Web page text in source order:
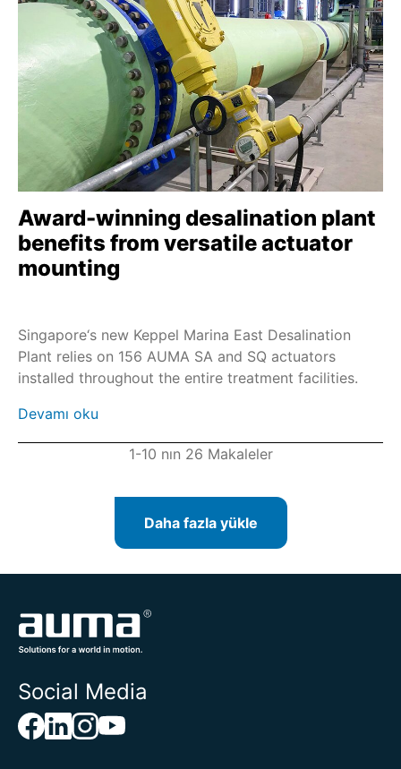
Award-winning desalination plant
benefits from versatile actuator
mounting
Singapore‘s new Keppel Marina East Desalination
Plant relies on 156 AUMA SA and SQ actuators
installed throughout the entire treatment facilities.
Devamı oku
1-10 nın 26 Makaleler
Daha fazla yükle
Social Media